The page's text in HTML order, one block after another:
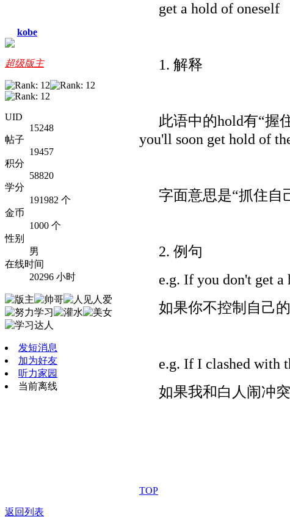
kobe
超级版主
UID
15248
帖子
19457
积分
58820
学分
191982 个
金币
1000 个
性别
男
在线时间
20296 小时
发短消息
加为好友
听力家园
当前离线
get a hold of oneself
1. 解释
此语中的hold有“握
you'll soon get hold of
字面意思是“抓住自
2. 例句
e.g. If you don't get
如果你不控制自己
e.g. If I clashed with
如果我和白人闹冲
TOP
返回列表